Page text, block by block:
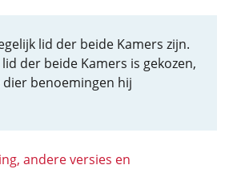
lid der beide Kamers zijn.
der beide Kamers is gekozen,
benoemingen hij
andere versies en